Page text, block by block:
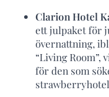
Clarion Hotel
ett julpaket för
övernattning,
“Living
för den som